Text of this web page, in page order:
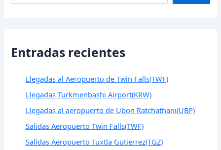
Entradas recientes
Llegadas al Aeropuerto de Twin Falls(TWF)
Llegadas Turkmenbashi Airport(KRW)
Llegadas al aeropuerto de Ubon Ratchathani(UBP)
Salidas Aeropuerto Twin Falls(TWF)
Salidas Aeropuerto Tuxtla Gutierrez(TGZ)